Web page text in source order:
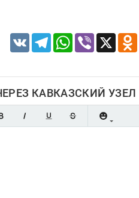
VK TelegramWhatsApp
Viber X
КАВКАЗСКИЙ УЗЕЛ